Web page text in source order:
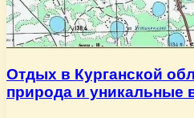
Отдых в Курганской
природа и уникальные